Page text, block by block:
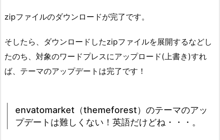
zipファイルのダウンロードが完了です。
そしたら、ダウンロードしたzipファイルを展開するなどし
たのち、対象のワードプレスにアップロード(上書き)すれ
ば、テーマのアップデートは完了です！
envatomarket（themeforest）のテーマのアッ
プデートは難しくない！英語だけどね・・・。